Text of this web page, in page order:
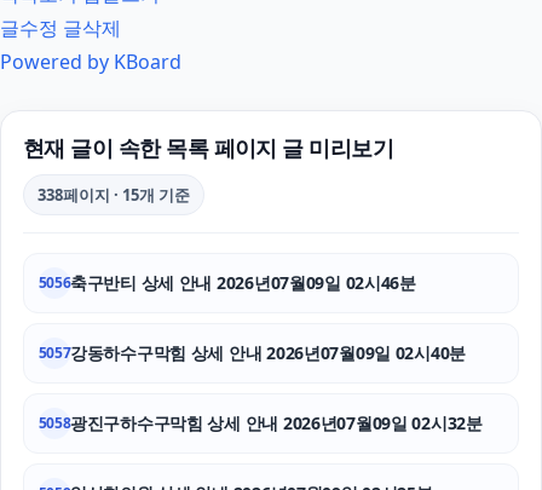
폰테크
창원이혼전문변호사
의정부학교폭력변호사
글수정 글삭제
Powered by KBoard
현재 글이 속한 목록 페이지 글 미리보기
338페이지 · 15개 기준
5056축구반티 상세 안내 2026년07월09일 02시46분
5057강동하수구막힘 상세 안내 2026년07월09일 02시40분
5058광진구하수구막힘 상세 안내 2026년07월09일 02시32분